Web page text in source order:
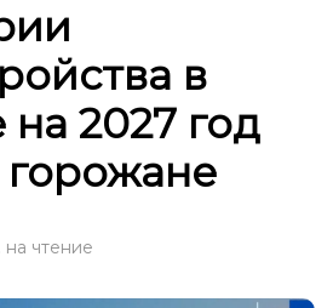
в
на 2027 год
на чтение